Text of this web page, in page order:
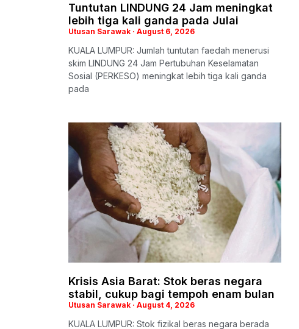
Tuntutan LINDUNG 24 Jam meningkat
lebih tiga kali ganda pada Julai
Utusan Sarawak August 6, 2026
KUALA LUMPUR: Jumlah tuntutan faedah menerusi
skim LINDUNG 24 Jam Pertubuhan Keselamatan
Sosial (PERKESO) meningkat lebih tiga kali ganda
pada
Krisis Asia Barat: Stok beras negara
stabil, cukup bagi tempoh enam bulan
Utusan Sarawak August 4, 2026
KUALA LUMPUR: Stok fizikal beras negara berada